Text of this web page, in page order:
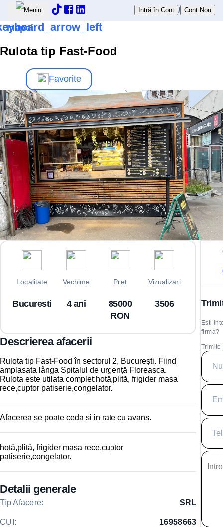
Intră în Cont / Cont Nou
Inapoi
Rulota tip Fast-Food
Favorite
Localitate
Bucuresti
Vechime
4 ani
Preț
85000
RON
Vizualizari
3506
Descrierea afacerii
Rulota tip Fast-Food în sectorul 2, București. Fiind
amplasata lânga Spitalul de urgență Floreasca.
Rulota este utilata complet:hotă,plită, frigider masa
rece,cuptor patiserie,congelator.
Afacerea se poate ceda si in rate cu avans.
hotă,plită, frigider masa rece,cuptor
patiserie,congelator.
Detalii generale
Tip Afacere: SRL
CUI: 16958663
Eşti
firma?
Trimite